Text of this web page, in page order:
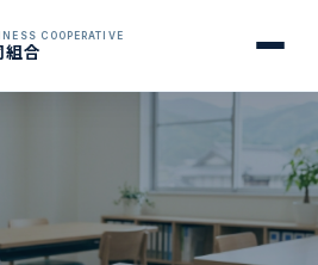
COOPERATIVE
合